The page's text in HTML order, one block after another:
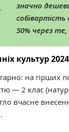
значно
50% через те,
культур 2024
на гірших
— 2 клас
вчасне